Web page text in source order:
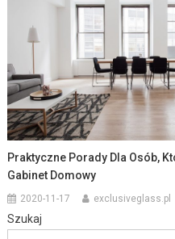
Praktyczne Porady Dla Osób,
Gabinet Domowy
2020-11-17 exclusiveglass.pl
Szukaj